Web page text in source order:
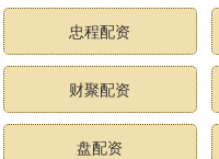
忠程配资
财聚配资
盘配资